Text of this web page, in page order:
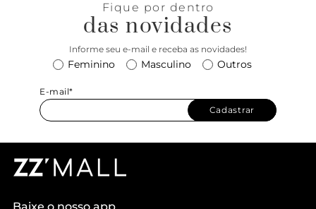
Fique por dentro
das novidades
Informe seu e-mail e receba as novidades!
Feminino Masculino Outros
E-mail*
Cadastrar